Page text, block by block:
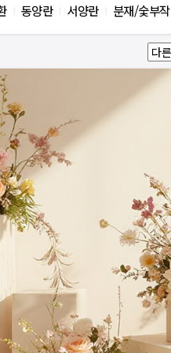
동양란 서양란 분재/숯부작